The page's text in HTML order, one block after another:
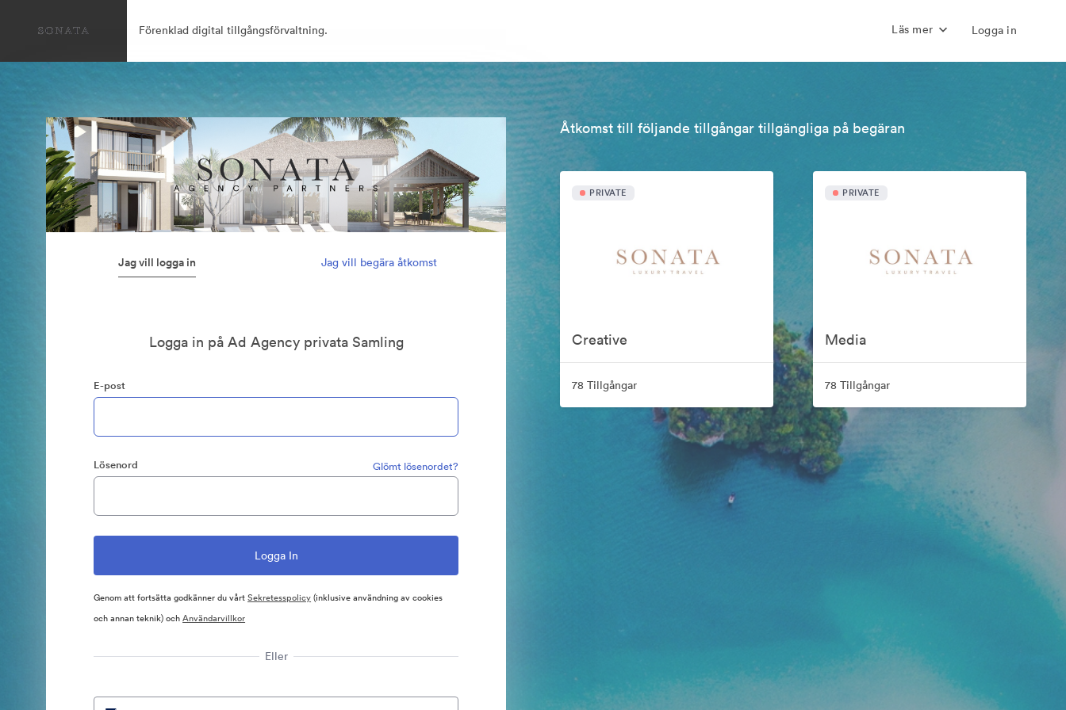
Förenklad digital tillgångsförvaltning. Läs mer Logga in
Jag vill logga in Jag vill begära åtkomst
Logga in på Ad Agency privata Samling
E-post
Lösenord Glömt lösenordet?
Genom att fortsätta godkänner du vårtSekretesspolicy(inklusive användning av cookies
och annan teknik) ochAnvändarvillkor
Eller
Åtkomst till följande tillgångar tillgängliga på begäran
PRIVATE
Creative
78 Tillgångar
PRIVATE
Media
78 Tillgångar